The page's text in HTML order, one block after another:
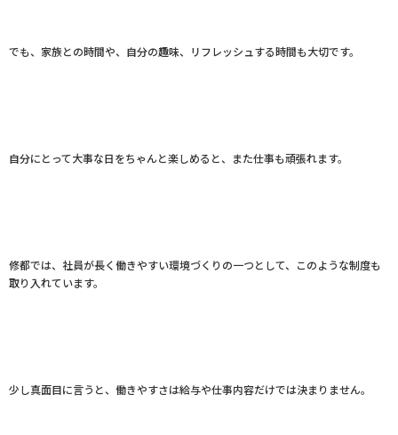
でも、家族との時間や、自分の趣味、リフレッシュする時間も大切です。
自分にとって大事な日をちゃんと楽しめると、また仕事も頑張れます。
修都では、社員が長く働きやすい環境づくりの一つとして、このような制度も
取り入れています。
少し真面目に言うと、働きやすさは給与や仕事内容だけでは決まりません。